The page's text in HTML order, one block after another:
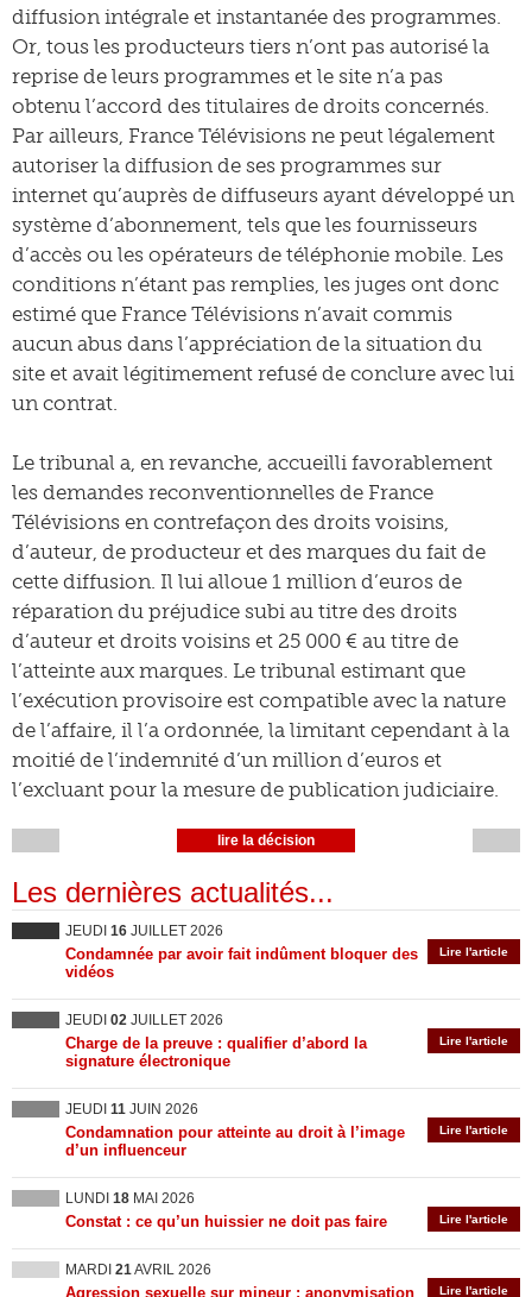
diffusion intégrale et instantanée des programmes.
Or, tous les producteurs tiers n’ont pas autorisé la
reprise de leurs programmes et le site n’a pas
obtenu l’accord des titulaires de droits concernés.
Par ailleurs, France Télévisions ne peut légalement
autoriser la diffusion de ses programmes sur
internet qu’auprès de diffuseurs ayant développé un
système d’abonnement, tels que les fournisseurs
d’accès ou les opérateurs de téléphonie mobile. Les
conditions n’étant pas remplies, les juges ont donc
estimé que France Télévisions n’avait commis
aucun abus dans l’appréciation de la situation du
site et avait légitimement refusé de conclure avec lui
un contrat.
Le tribunal a, en revanche, accueilli favorablement
les demandes reconventionnelles de France
Télévisions en contrefaçon des droits voisins,
d’auteur, de producteur et des marques du fait de
cette diffusion. Il lui alloue 1 million d’euros de
réparation du préjudice subi au titre des droits
d’auteur et droits voisins et 25 000 € au titre de
l’atteinte aux marques. Le tribunal estimant que
l’exécution provisoire est compatible avec la nature
de l’affaire, il l’a ordonnée, la limitant cependant à la
moitié de l’indemnité d’un million d’euros et
l’excluant pour la mesure de publication judiciaire.
lire la décision
Les dernières actualités...
JEUDI 16 JUILLET 2026
Lire l'article
Condamnée par avoir fait indûment bloquer des
vidéos
JEUDI 02 JUILLET 2026
Lire l'article
Charge de la preuve : qualifier d’abord la
signature électronique
JEUDI 11 JUIN 2026
Lire l'article
Condamnation pour atteinte au droit à l’image
d’un influenceur
LUNDI 18 MAI 2026
Lire l'article
Constat : ce qu’un huissier ne doit pas faire
MARDI 21AVRIL 2026
Lire l'article
Agression sexuelle sur mineur : anonymisation